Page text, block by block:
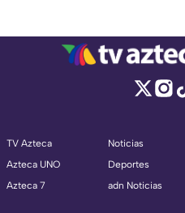
TV Azteca
Azteca UNO
Azteca 7
Noticias
Deportes
adn Noticias